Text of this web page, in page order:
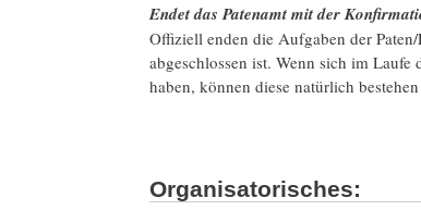
Endet das Patenamt mit der
Offiziell enden die Aufgaben der
abgeschlossen ist. Wenn sich im
haben, können diese natürlich
Organisatorisches: